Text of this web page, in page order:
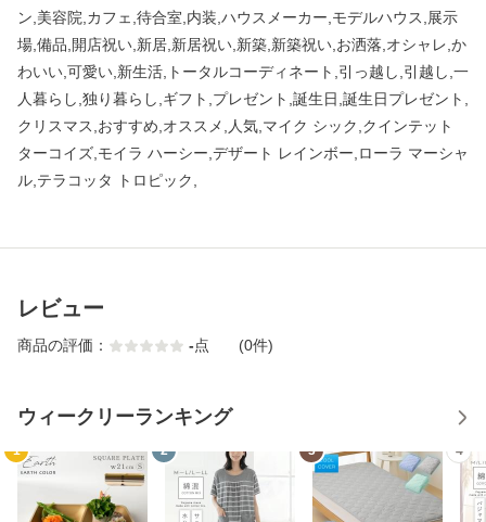
ン,美容院,カフェ,待合室,内装,ハウスメーカー,モデルハウス,展示
場,備品,開店祝い,新居,新居祝い,新築,新築祝い,お洒落,オシャレ,か
わいい,可愛い,新生活,トータルコーディネート,引っ越し,引越し,一
人暮らし,独り暮らし,ギフト,プレゼント,誕生日,誕生日プレゼント,
クリスマス,おすすめ,オススメ,人気,マイク シック,クインテット
ターコイズ,モイラ ハーシー,デザート レインボー,ローラ マーシャ
ル,テラコッタ トロピック,
レビュー
商品の評価： -点 (0件)
ウィークリーランキング
1 2 3 4